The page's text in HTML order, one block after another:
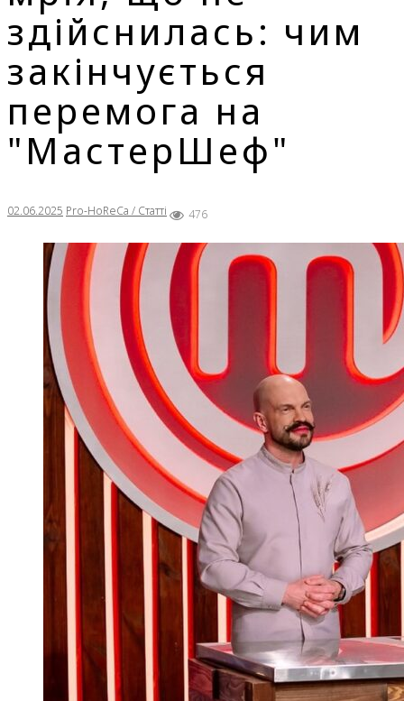
здійснилась: чим
закінчується
перемога на
"МастерШеф"
02.06.2025 Pro-HoReCa / Статті 476